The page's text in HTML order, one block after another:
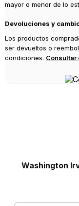
mayor o menor de lo
Devoluciones y
Los productos
ser devueltos o
condiciones. Consultar
Washington